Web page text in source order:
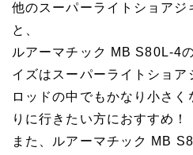
他のスーパーライトショアジ
と、
ルアーマチック MB S80L-4
イズはスーパーライトショア
ロッドの中でもかなり小さ
りに行きたい方におすすめ！
また、ルアーマチック MB